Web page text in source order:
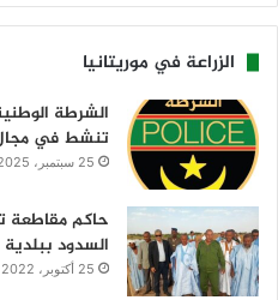
الزراعة في موريتانيا
الشرطة
تنشط في
25 سبتمبر، 2025
حاكم مقاطعة
السدود
25 أكتوبر، 2022